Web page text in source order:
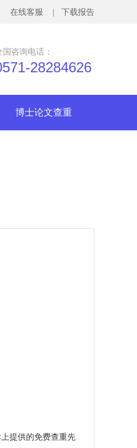
博士论文查重
国咨询电话：
28284626
| 下载报告
在线客服
提供的免费查重先